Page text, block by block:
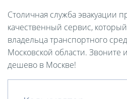
Столичная служба эвакуации
качественный сервис,
владельца транспортного
Московской области. Звоните
дешево в Москве!